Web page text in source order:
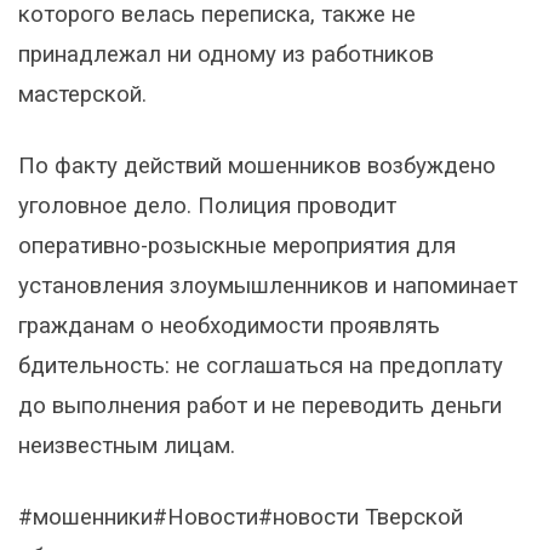
которого велась переписка, также не
принадлежал ни одному из работников
мастерской.
По факту действий мошенников возбуждено
уголовное дело. Полиция проводит
оперативно-розыскные мероприятия для
установления злоумышленников и напоминает
гражданам о необходимости проявлять
бдительность: не соглашаться на предоплату
до выполнения работ и не переводить деньги
неизвестным лицам.
#мошенники#Новости#новости Тверской